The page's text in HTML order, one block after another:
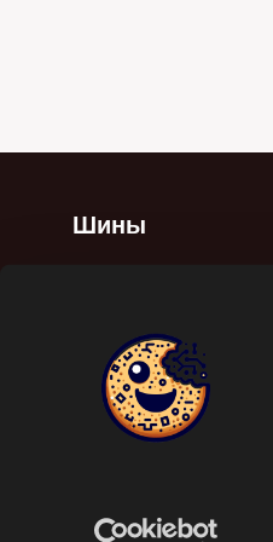
Шины
Всесезонные шины